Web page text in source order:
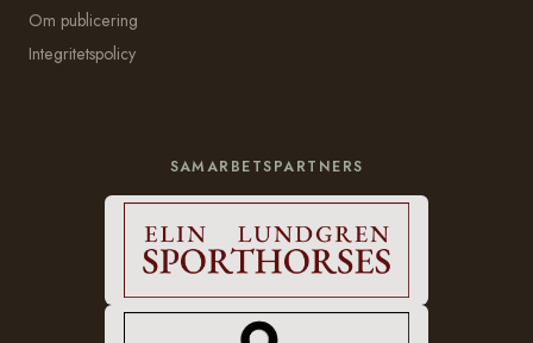
Om publicering
Integritetspolicy
SAMARBETSPARTNERS